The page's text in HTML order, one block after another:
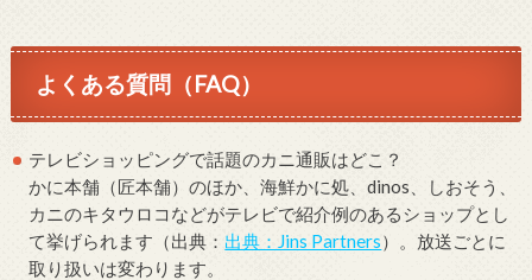
よくある質問（FAQ）
テレビショッピングで話題のカニ通販はどこ？
かに本舗（匠本舗）のほか、海鮮かに処、dinos、しおそう、
カニのキタウロコなどがテレビで紹介例のあるショップとし
て挙げられます（出典： 出典：Jins Partners）。放送ごとに
取り扱いは変わります。